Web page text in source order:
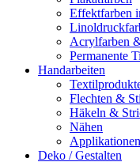
Effektfarben
Acrylfarben
Permanente
Handarbeiten
Flechten &
Häkeln &
Nähen
Deko / Gestalten